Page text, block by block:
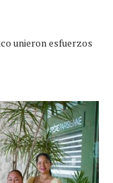
unieron esfuerzos